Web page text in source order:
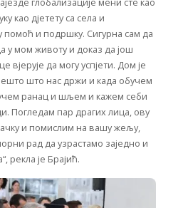
као дјетету са села и
помоћ и подршку. Сигурна сам да
у мом животу и доказ да још
вјерује да могу успјети. Дом је
што нас држи и када обучем
ранац и шљем и кажем себи
Погледам пар драгих лица, ову
и помислим на вашу жељу,
рад да узрастамо заједно и
рекла је Брајић.